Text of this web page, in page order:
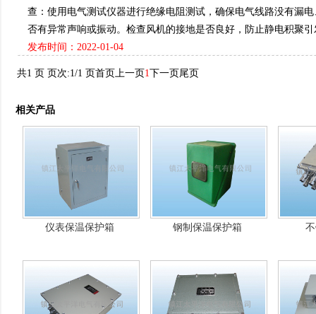
查‌：使用电气测试仪器进行绝缘电阻测试，确保电气线路没有漏电
否有异常声响或振动。检查风机的接地是否良好，防止静电积聚引
发布时间：2022-01-04
共1 页 页次:1/1 页首页上一页1下一页尾页
相关产品
仪表保温保护箱 钢制保温保护箱